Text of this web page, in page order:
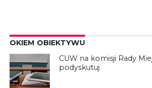
OKIEM OBIEKTYWU
CUW na komisji Rady
podyskutuj